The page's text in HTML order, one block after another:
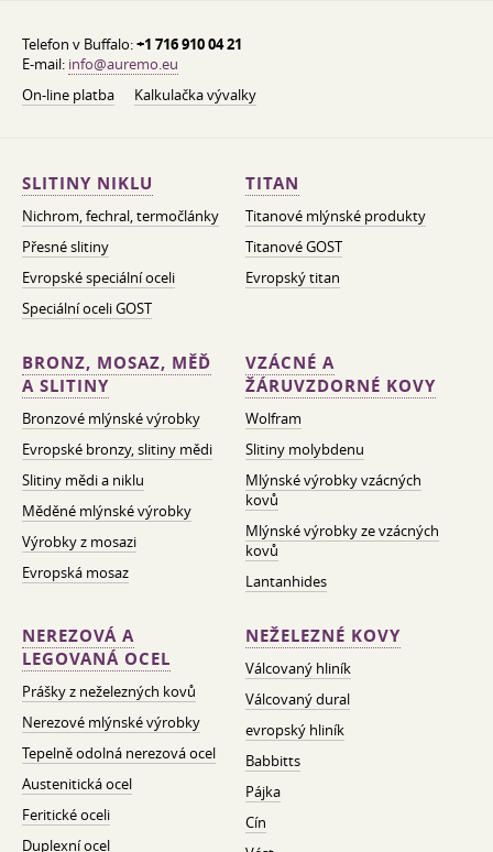
Telefon v Buffalo:+1 716 910 04 21
E-mail: info@auremo.eu
On-line platba
Kalkulačka vývalky
SLITINY NIKLU
Nichrom, fechral, termočlánky
Přesné slitiny
Evropské speciální oceli
Speciální oceli GOST
TITAN
Titanové mlýnské produkty
Titanové GOST
Evropský titan
BRONZ, MOSAZ, MĚĎ
A SLITINY
Bronzové mlýnské výrobky
Evropské bronzy, slitiny mědi
Slitiny mědi a niklu
Měděné mlýnské výrobky
Výrobky z mosazi
Evropská mosaz
VZÁCNÉ A
ŽÁRUVZDORNÉ KOVY
Wolfram
Slitiny molybdenu
Mlýnské výrobky vzácných
kovů
Mlýnské výrobky ze vzácných
kovů
Lantanhides
NEREZOVÁ A
LEGOVANÁ OCEL
Prášky z neželezných kovů
Nerezové mlýnské výrobky
Tepelně odolná nerezová ocel
Austenitická ocel
Feritické oceli
Duplexní ocel
NEŽELEZNÉ KOVY
Válcovaný hliník
Válcovaný dural
evropský hliník
Babbitts
Pájka
Cín